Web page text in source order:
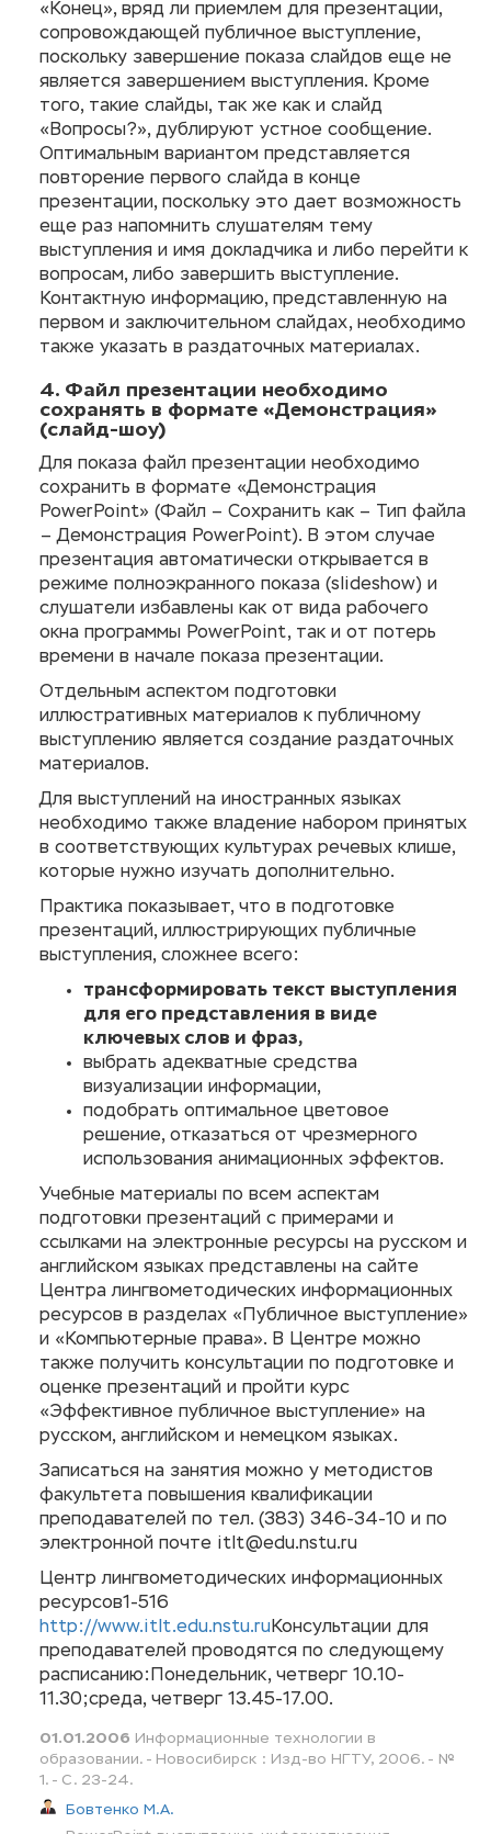
«Конец», вряд ли приемлем для презентации,
сопровождающей публичное выступление,
поскольку завершение показа слайдов еще не
является завершением выступления. Кроме
того, такие слайды, так же как и слайд
«Вопросы?», дублируют устное сообщение.
Оптимальным вариантом представляется
повторение первого слайда в конце
презентации, поскольку это дает возможность
еще раз напомнить слушателям тему
выступления и имя докладчика и либо перейти к
вопросам, либо завершить выступление.
Контактную информацию, представленную на
первом и заключительном слайдах, необходимо
также указать в раздаточных материалах.
4. Файл презентации необходимо
сохранять в формате «Демонстрация»
(слайд-шоу)
Для показа файл презентации необходимо
сохранить в формате «Демонстрация
PowerPoint» (Файл – Сохранить как – Тип файла
– Демонстрация PowerPoint). В этом случае
презентация автоматически открывается в
режиме полноэкранного показа (slideshow) и
слушатели избавлены как от вида рабочего
окна программы PowerPoint, так и от потерь
времени в начале показа презентации.
Отдельным аспектом подготовки
иллюстративных материалов к публичному
выступлению является создание раздаточных
материалов.
Для выступлений на иностранных языках
необходимо также владение набором принятых
в соответствующих культурах речевых клише,
которые нужно изучать дополнительно.
Практика показывает, что в подготовке
презентаций, иллюстрирующих публичные
выступления, сложнее всего:
трансформировать текст выступления
для его представления в виде
ключевых слов и фраз,
выбрать адекватные средства
визуализации информации,
подобрать оптимальное цветовое
решение, отказаться от чрезмерного
использования анимационных эффектов.
Учебные материалы по всем аспектам
подготовки презентаций с примерами и
ссылками на электронные ресурсы на русском и
английском языках представлены на сайте
Центра лингвометодических информационных
ресурсов в разделах «Публичное выступление»
и «Компьютерные права». В Центре можно
также получить консультации по подготовке и
оценке презентаций и пройти курс
«Эффективное публичное выступление» на
русском, английском и немецком языках.
Записаться на занятия можно у методистов
факультета повышения квалификации
преподавателей по тел. (383) 346-34-10 и по
электронной почте itlt@edu.nstu.ru
Центр лингвометодических информационных
ресурсов1-516
http://www.itlt.edu.nstu.ru Консультации для
преподавателей проводятся по следующему
расписанию:Понедельник, четверг 10.10-
11.30;среда, четверг 13.45-17.00.
01.01.2006 Информационные технологии в
образовании. - Новосибирск : Изд-во НГТУ, 2006. - №
1. - С. 23-24.
Бовтенко М.А.